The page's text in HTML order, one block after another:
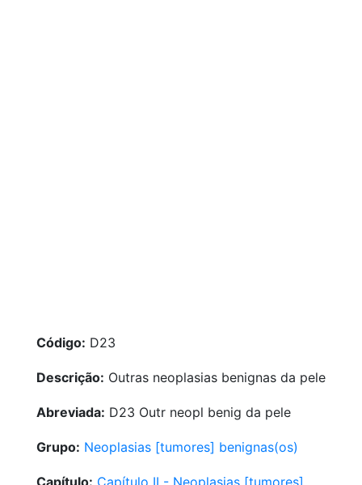
Código: D23
Descrição: Outras neoplasias benignas da pele
Abreviada: D23 Outr neopl benig da pele
Grupo: Neoplasias [tumores] benignas(os)
Capítulo: Capítulo II - Neoplasias [tumores]